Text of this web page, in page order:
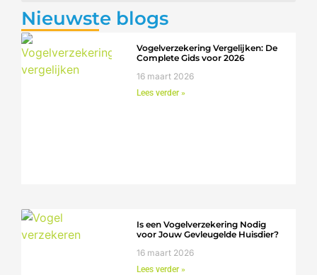
Nieuwste blogs
Vogelverzekering Vergelijken: De
Complete Gids voor 2026
16 maart 2026
Lees verder »
Is een Vogelverzekering Nodig
voor Jouw Gevleugelde Huisdier?
16 maart 2026
Lees verder »